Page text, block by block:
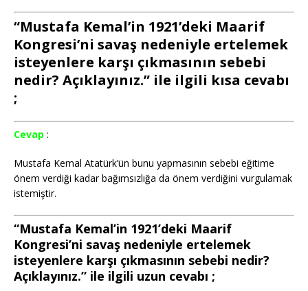
“Mustafa Kemal’in 1921’deki Maarif
Kongresi’ni savaş nedeniyle ertelemek
isteyenlere karşı çıkmasının sebebi
nedir? Açıklayınız.” ile ilgili kısa cevabı
;
Cevap :
Mustafa Kemal Atatürk’ün bunu yapmasının sebebi eğitime
önem verdiği kadar bağımsızlığa da önem verdiğini vurgulamak
istemiştir.
“Mustafa Kemal’in 1921’deki Maarif
Kongresi’ni savaş nedeniyle ertelemek
isteyenlere karşı çıkmasının sebebi nedir?
Açıklayınız.” ile ilgili uzun cevabı ;